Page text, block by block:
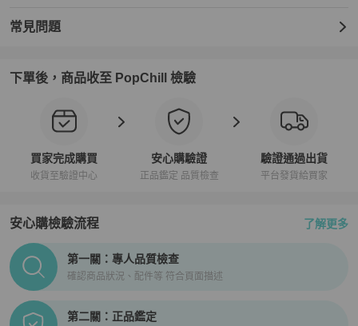
常見問題
下單後，商品收至 PopChill 檢驗
買家完成購買
收貨至驗證中心
安心購驗證
正品鑑定 品質檢查
驗證通過出貨
平台發貨給買家
安心購檢驗流程 了解更多
PopChill拍拍圈正品驗證、安心購檢驗流程介紹
第一關：專人品質檢查
確認商品狀況、配件等 符合頁面描述
第二關：正品鑑定